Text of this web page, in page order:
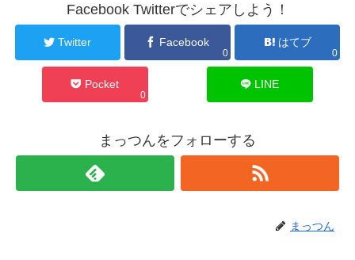
Facebook Twitterでシェアしよう！
Twitter Facebook
0
はてブ
0
Pocket
0
LINE
まっつんをフォローする
まっつん